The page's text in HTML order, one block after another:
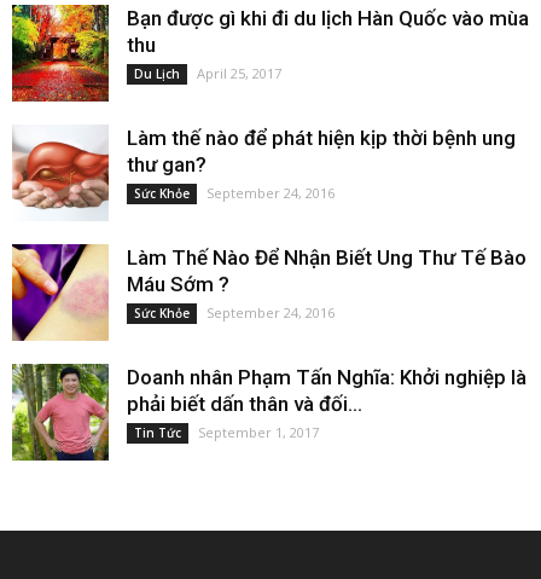
Bạn được gì khi đi du lịch Hàn Quốc vào mùa
thu
Du Lịch April 25, 2017
Làm thế nào để phát hiện kịp thời bệnh ung
thư gan?
Sức Khỏe September 24, 2016
Làm Thế Nào Để Nhận Biết Ung Thư Tế Bào
Máu Sớm ?
Sức Khỏe September 24, 2016
Doanh nhân Phạm Tấn Nghĩa: Khởi nghiệp là
phải biết dấn thân và đối...
Tin Tức September 1, 2017